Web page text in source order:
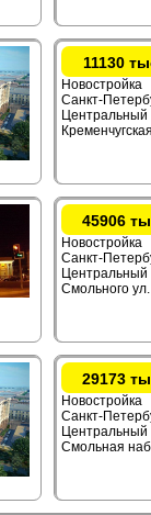
11130
Новостройка
Санкт-
Центральный
45906
Новостройка
Санкт-
Центральный
Смольного ул.
29173
Новостройка
Санкт-
Центральный
Смольная